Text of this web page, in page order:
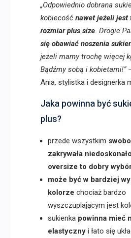
„Odpowiednio dobrana
kobiecość nawet jeżeli jest
rozmiar plus size. Drogie
się obawiać noszenia
jeżeli mamy trochę więcej
Bądźmy sobą i kobietami!”
Ania, stylistka i designerka
Jaka powinna być
plus?
przede wszystkim
zakrywała
oversize to dobry
może być w bardziej
kolorze chociaż bardzo
wyszczuplającym jest
sukienka powinna mieć
elastycznyi łato się